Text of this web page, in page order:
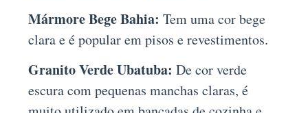
Mármore Bege Bahia: Tem uma cor bege
clara e é popular em pisos e revestimentos.
Granito Verde Ubatuba: De cor verde
escura com pequenas manchas claras, é